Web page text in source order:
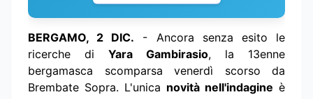
BERGAMO, 2 DIC. - Ancora senza esito le
ricerche di Yara Gambirasio, la 13enne
bergamasca scomparsa venerdì scorso da
Brembate Sopra. L'unica novità nell'indagine è